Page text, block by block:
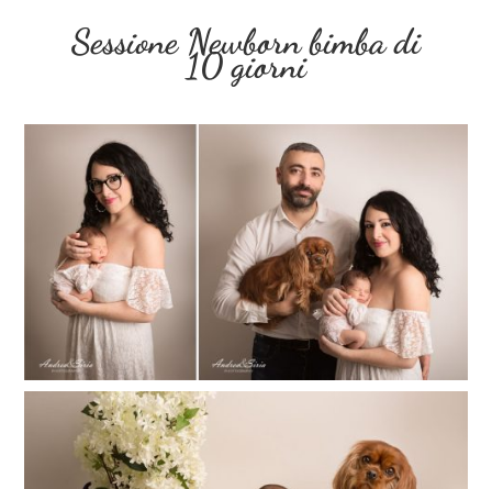
Sessione Newborn bimba di
10 giorni